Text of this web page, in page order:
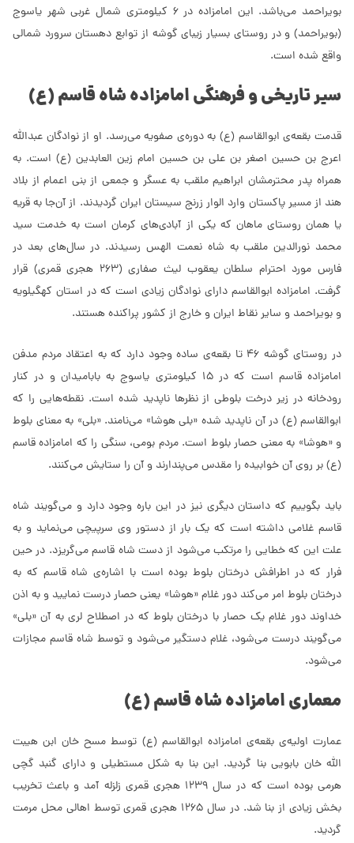
بویراحمد می‌باشد. این امامزاده در 6 کیلومتری شمال غربی شهر یاسوج
(بویراحمد) و در روستای بسیار زیبای گوشه از توابع دهستان سرورد شمالی
واقع شده است.
سیر تاریخی و فرهنگی امامزاده شاه قاسم (ع)
قدمت بقعه‌ی ابوالقاسم (ع) به دوره‌ی صفویه می‌رسد. او از نوادگان عبدالله
اعرج بن حسین اصغر بن علی بن حسین امام زین العابدین (ع) است. به
همراه پدر محترمشان ابراهیم ملقب به عسگر و جمعی از بنی اعمام از بلاد
هند از مسیر پاکستان وارد الوار زرنج سیستان ایران گردیدند. از آن‌جا به قریه
یا همان روستای ماهان که یکی از آبادی‌های کرمان است به خدمت سید
محمد نورالدین ملقب به شاه نعمت الهس رسیدند. در سال‌های بعد در
فارس مورد احترام سلطان یعقوب لیث صفاری (263 هجری قمری) قرار
گرفت. امامزاده ابوالقاسم دارای نوادگان زیادی است که در استان کهگیلویه
و بویراحمد و سایر نقاط ایران و خارج از کشور پراکنده هستند.
در روستای گوشه 46 تا بقعه‌ی ساده وجود دارد که به اعتقاد مردم مدفن
امامزاده قاسم است که در 15 کیلومتری یاسوج به بابامیدان و در کنار
رودخانه در زیر درخت بلوطی از نظرها ناپدید شده است. نقطه‌هایی را که
ابوالقاسم (ع) در آن ناپدید شده «بلی هوشا» می‌نامند. «بلی» به معنای بلوط
و «هوشا» به معنی حصار بلوط است. مردم بومی، سنگی را که امامزاده قاسم
(ع) بر روی آن خوابیده را مقدس می‌پندارند و آن را ستایش می‌کنند.
باید بگوییم که داستان دیگری نیز در این باره وجود دارد و می‌گویند شاه
قاسم غلامی داشته است که یک بار از دستور وی سرپیچی می‌نماید و به
علت این که خطایی را مرتکب می‌شود از دست شاه قاسم می‌گریزد. در حین
فرار که در اطرافش درختان بلوط بوده است با اشاره‌ی شاه قاسم که به
درختان بلوط امر می‌کند دور غلام «هوشا» یعنی حصار درست نمایید و به اذن
خداوند دور غلام یک حصار با درختان بلوط که در اصطلاح لری به آن «بلی»
می‌گویند درست می‌شود، غلام دستگیر می‌شود و توسط شاه قاسم مجازات
می‌شود.
معماری امامزاده شاه قاسم (ع)
عمارت اولیه‌ی بقعه‌ی امامزاده ابوالقاسم (ع) توسط مسح خان ابن هیبت
الله خان بابویی بنا گردید. این بنا به شکل مستطیلی و دارای گنبد گچی
هرمی بوده است که در سال 1239 هجری قمری زلزله آمد و باعث تخریب
بخش زیادی از بنا شد. در سال 1265 هجری قمری توسط اهالی محل مرمت
گردید.